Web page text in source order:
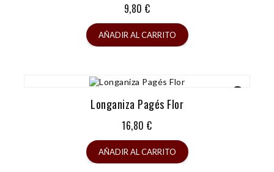
Precio
9,80 €
AÑADIR AL CARRITO
Longaniza Pagés Flor
Precio
16,80 €
AÑADIR AL CARRITO